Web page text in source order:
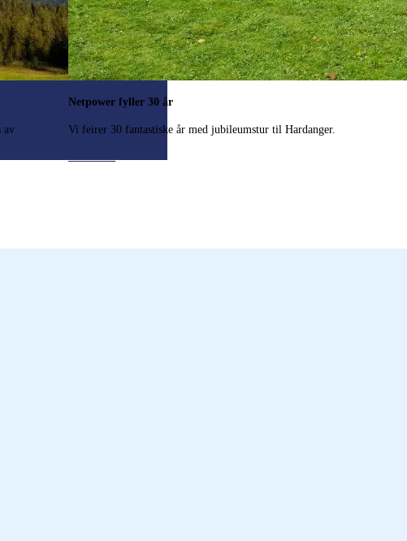
av
Netpower fyller 30 år
Vi feirer 30 fantastiske år med jubileumstur til Hardanger.